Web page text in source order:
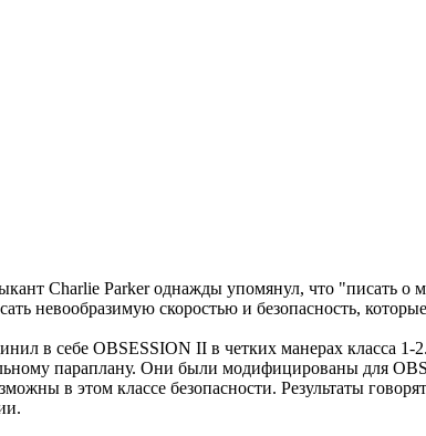
Charlie Parker однажды упомянул, что "писать о
невообразимую скоростью и безопасность,
в себе OBSESSION II в четких манерах класса
параплану. Они были модифицированы для
в этом классе безопасности. Результаты